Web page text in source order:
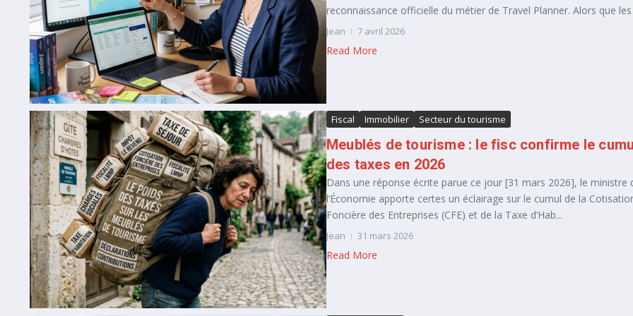
reconnaissance officielle du métier de Travel Planner. Alors que les
Jean 7 avril 2026
Read More
Fiscal Immobilier Secteur du tourisme
Meublés de tourisme : le fisc confirme le
des taxes en 2026
Dans une réponse écrite parue ce jour [31 mars 2026], le ministre
l’Économie apporte certes un éclairage sur le cumul de la
Foncière des Entreprises (CFE) et de la Taxe d’Hab...
Jean 31 mars 2026
Read More